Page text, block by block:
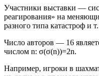
Участники выставки —
реагирования» на
разного типа катастроф и
Число авторов — 16
числом n: σ(σ(n))=2n.
Например, игроки в